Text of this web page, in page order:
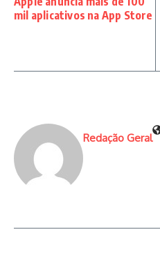
mil aplicativos na App Store
Redação Geral